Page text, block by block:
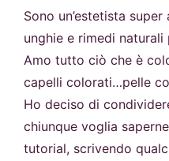
Sono un’estetista
unghie e rimedi naturali
Amo tutto ciò che è
capelli colorati…pelle
Ho deciso di
chiunque voglia
tutorial, scrivendo